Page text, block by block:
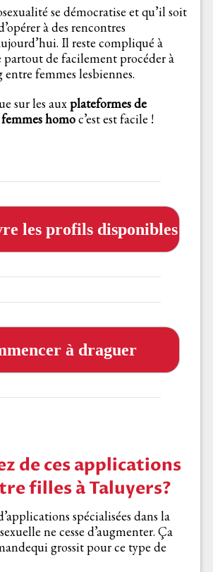
se démocratise et qu’il soit
à des rencontres
Il reste compliqué à
partout de facilement procéder à
entre femmes lesbiennes.
sur les auxplateformes de
homoc’est est facile !
les profils disponibles
à draguer
de ces applications
filles à Taluyers?
spécialisées dans la
ne cesse d’augmenter. Ça
grossit pour ce type de